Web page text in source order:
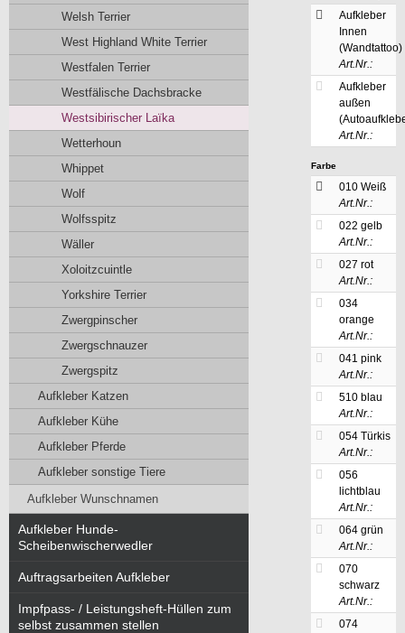
Aufkleber
Innen
(Wandtattoo)
Art.Nr.:
Aufkleber
außen
Art.Nr.:
Farbe
010 Weiß
Art.Nr.:
022 gelb
Art.Nr.:
027 rot
Art.Nr.:
034
orange
Art.Nr.:
041 pink
Art.Nr.:
510 blau
Art.Nr.:
054 Türkis
Art.Nr.:
056
lichtblau
Art.Nr.:
064 grün
Art.Nr.:
070
schwarz
Art.Nr.:
074
Welsh Terrier
West Highland White Terrier
Westfalen Terrier
Westfälische Dachsbracke
Westsibirischer Laïka
Wetterhoun
Whippet
Wolf
Wolfsspitz
Wäller
Xoloitzcuintle
Yorkshire Terrier
Zwergpinscher
Zwergschnauzer
Zwergspitz
Aufkleber Katzen
Aufkleber Kühe
Aufkleber Pferde
Aufkleber sonstige Tiere
Aufkleber Wunschnamen
Aufkleber Hunde-
Scheibenwischerwedler
Auftragsarbeiten Aufkleber
Impfpass- / Leistungsheft-Hüllen zum
selbst zusammen stellen